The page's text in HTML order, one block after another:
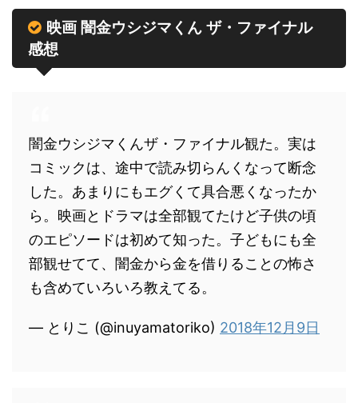
映画 闇金ウシジマくん ザ・ファイナル
感想
闇金ウシジマくんザ・ファイナル観た。実は
コミックは、途中で読み切らんくなって断念
した。あまりにもエグくて具合悪くなったか
ら。映画とドラマは全部観てたけど子供の頃
のエピソードは初めて知った。子どもにも全
部観せてて、闇金から金を借りることの怖さ
も含めていろいろ教えてる。
— とりこ (@inuyamatoriko) 2018年12月9日